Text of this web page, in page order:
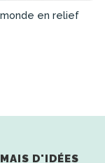
en relief
D'IDÉES